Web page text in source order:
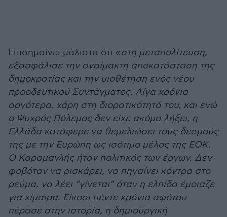
Επισημαίνει μάλιστα ότι «στη μεταπολίτευση,
εξασφάλισε την αναίμακτη αποκατάσταση της
δημοκρατίας και την υιοθέτηση ενός νέου
προοδευτικού Συντάγματος. Λίγα χρόνια
αργότερα, χάρη στη διορατικότητά του, και ενώ
ο Ψυχρός Πόλεμος δεν είχε ακόμα λήξει, η
Ελλάδα κατάφερε να θεμελιώσει τους δεσμούς
της με την Ευρώπη ως ισότιμο μέλος της ΕΟΚ.
Ο Καραμανλής ήταν πολιτικός των έργων. Δεν
φοβόταν να ρισκάρει, να πηγαίνει κόντρα στο
ρεύμα, να λέει “γίνεται” όταν η ελπίδα έμοιαζε
για χίμαιρα. Είκοσι πέντε χρόνια αφότου
πέρασε στην ιστορία, η δημιουργική